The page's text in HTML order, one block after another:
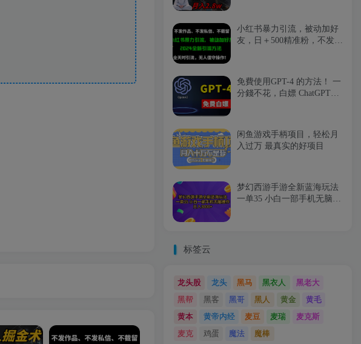
小红书暴力引流，被动加好
友，日＋500精准粉，不发作
免費使用GPT-4 的方法！ 一
分錢不花，白嫖 ChatGPT专
闲鱼游戏手柄项目，轻松月
入过万 最真实的好项目
梦幻西游手游全新蓝海玩法
一单35 小白一部手机无脑操
标签云
龙头股 龙头 黑马 黑衣人
黑老大
黑帮
黑客 黑哥 黑人 黄金
黄毛
黄本
黄帝内经 麦豆 麦瑞
麦克斯
麦克
鸡蛋 魔法 魔棒